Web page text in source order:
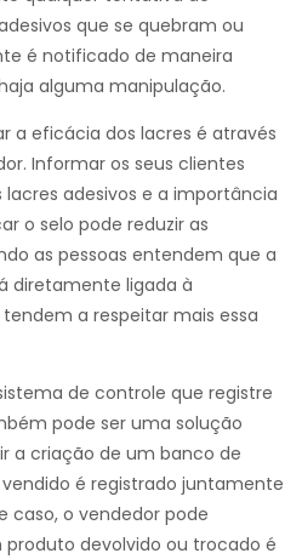
que se quebram ou
é notificado de maneira
alguma manipulação.
a eficácia dos lacres é através
Informar os seus clientes
adesivos e a importância
o selo pode reduzir as
as pessoas entendem que a
diretamente ligada à
a respeitar mais essa
de controle que registre
pode ser uma solução
a criação de um banco de
é registrado juntamente
caso, o vendedor pode
devolvido ou trocado é